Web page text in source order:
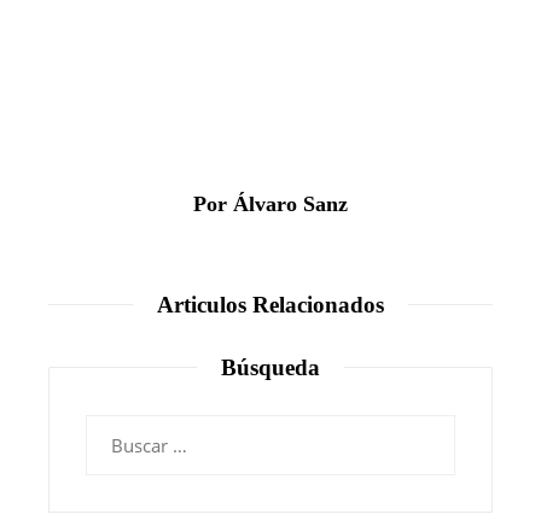
Por Álvaro Sanz
Articulos Relacionados
Búsqueda